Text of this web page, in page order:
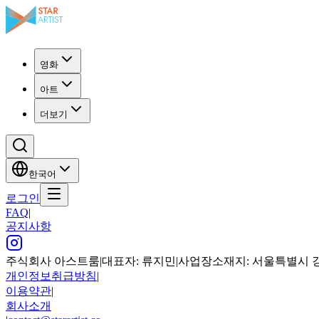
영화
아트
더보기
한국어
로그인
FAQ|
공지사항
주식회사 아스트룸|대표자: 류지민|사업장소재지: 서울특별시
개인정보취급방침|
이용약관|
회사소개